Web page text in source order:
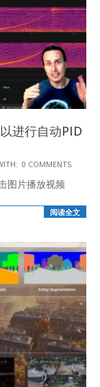
进行自动PID
0 COMMENTS
图片播放视频
阅读全文